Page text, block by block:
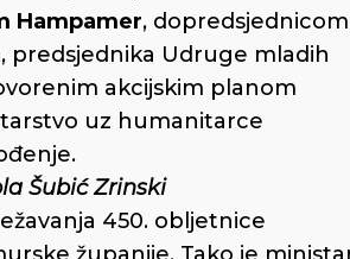
Hampamer, dopredsjednicom
, predsjednika Udruge mladih
akcijskim planom
uz humanitarce
Šubić Zrinski
450. obljetnice